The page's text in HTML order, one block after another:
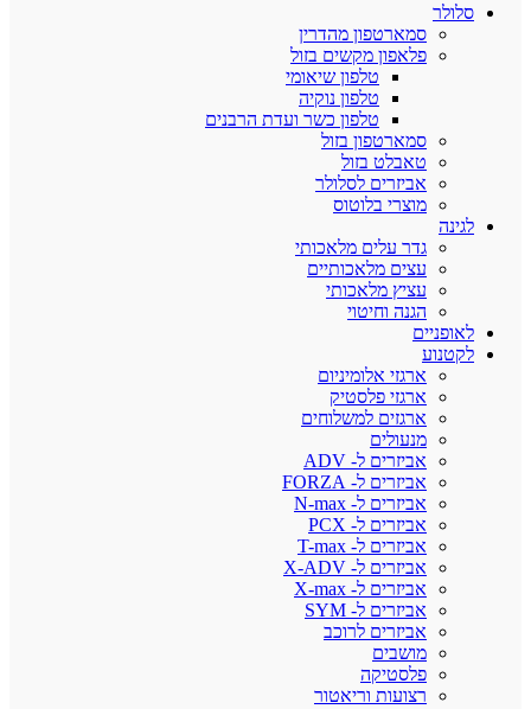
סלולר
סמארטפון מהדרין
פלאפון מקשים בזול
טלפון שיאומי
טלפון נוקיה
טלפון כשר ועדת הרבנים
סמארטפון בזול
טאבלט בזול
אביזרים לסלולר
מוצרי בלוטוס
לגינה
גדר עלים מלאכותי
עצים מלאכותיים
עציץ מלאכותי
הגנה וחיטוי
לאופניים
לקטנוע
ארגזי אלומיניום
ארגזי פלסטיק
ארגזים למשלוחים
מנעולים
אביזרים ל- ADV
אביזרים ל- FORZA
אביזרים ל- N-max
אביזרים ל- PCX
אביזרים ל- T-max
אביזרים ל- X-ADV
אביזרים ל- X-max
אביזרים ל- SYM
אביזרים לרוכב
מושבים
פלסטיקה
רצועות וריאטור